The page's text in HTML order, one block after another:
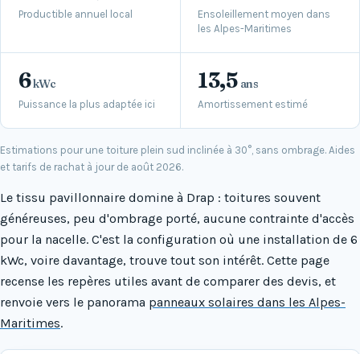
Productible annuel local
Ensoleillement moyen dans
les Alpes-Maritimes
Puissance la plus adaptée ici
6kWc
Amortissement estimé
13,5 ans
Estimations pour une toiture plein sud inclinée à 30°, sans ombrage. Aides
et tarifs de rachat à jour de août 2026.
Le tissu pavillonnaire domine à Drap : toitures souvent
généreuses, peu d'ombrage porté, aucune contrainte d'accès
pour la nacelle. C'est la configuration où une installation de 6
kWc, voire davantage, trouve tout son intérêt. Cette page
recense les repères utiles avant de comparer des devis, et
renvoie vers le panorama panneaux solaires dans les Alpes-
Maritimes.